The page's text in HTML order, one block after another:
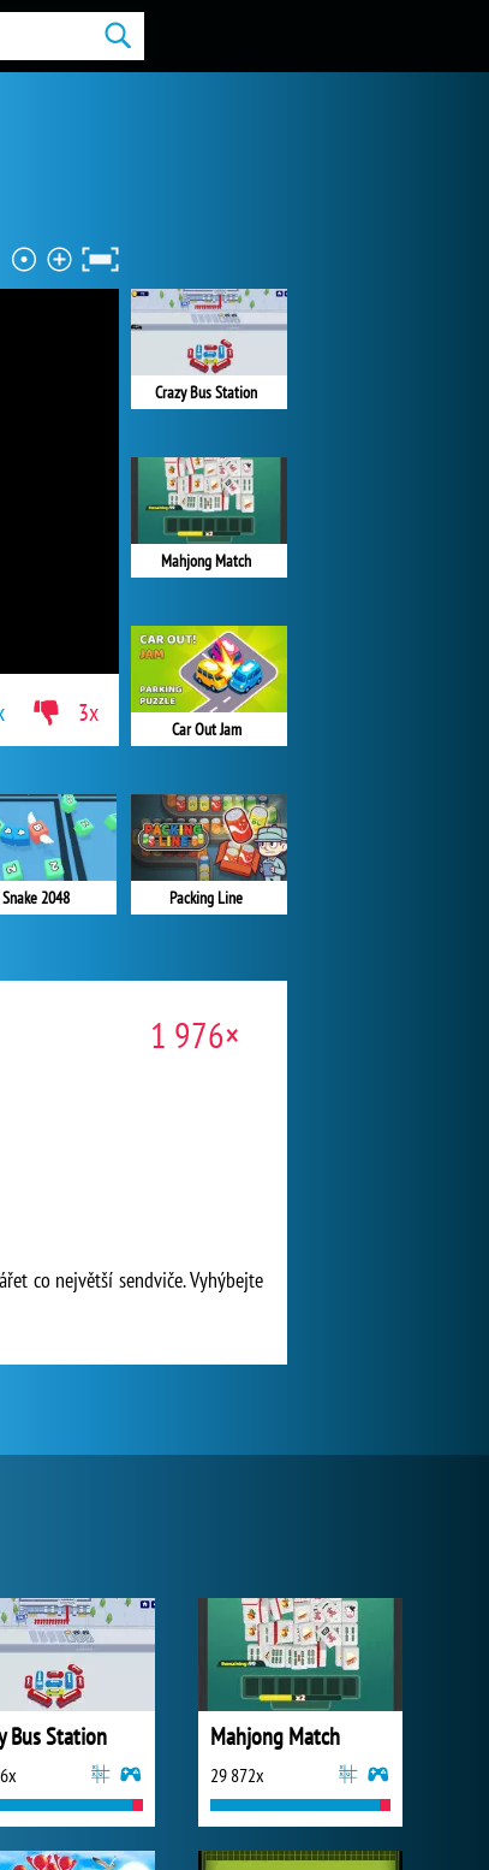
Crazy Bus Station
Mahjong Match
Car Out Jam
Packing Line
Snake 2048
3x
1 976×
co největší sendviče. Vyhýbejte
Bus Station Mahjong Match
29 872x